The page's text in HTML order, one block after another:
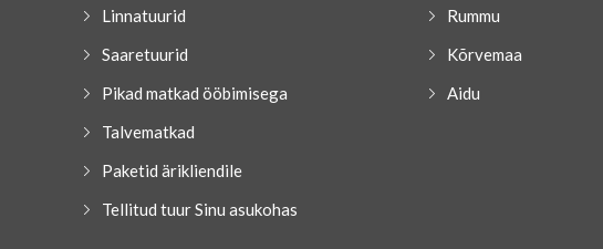
Linnatuurid
Saaretuurid
Pikad matkad ööbimisega
Talvematkad
Paketid ärikliendile
Tellitud tuur Sinu asukohas
Rummu
Kõrvemaa
Aidu